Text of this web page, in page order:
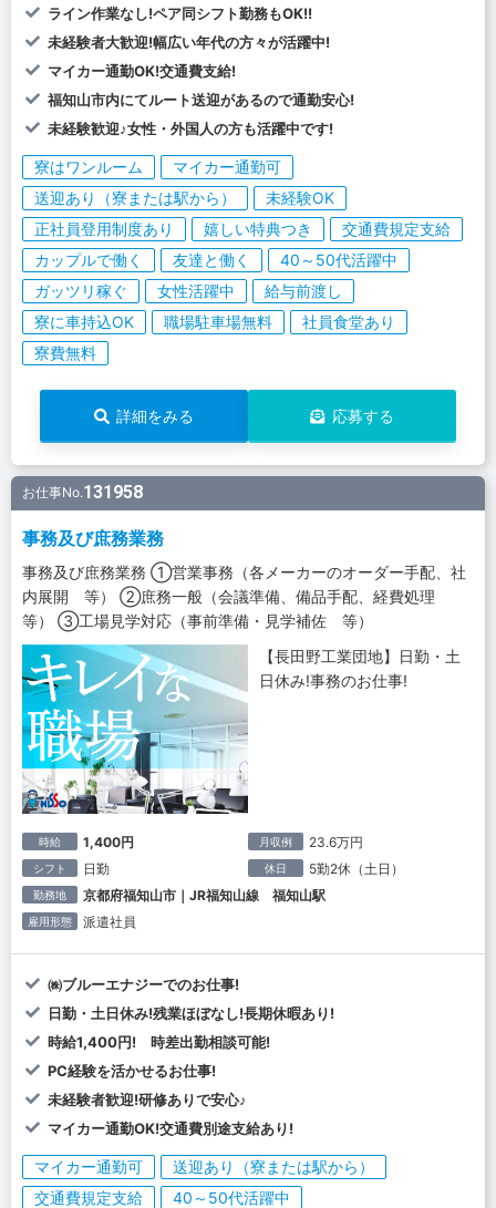
ライン作業なし!ペア同シフト勤務もOK!!
未経験者大歓迎!幅広い年代の方々が活躍中!
マイカー通勤OK!交通費支給!
福知山市内にてルート送迎があるので通勤安心!
未経験歓迎♪女性・外国人の方も活躍中です!
寮はワンルーム
マイカー通勤可
送迎あり（寮または駅から）
未経験OK
正社員登用制度あり
嬉しい特典つき
交通費規定支給
カップルで働く
友達と働く
40～50代活躍中
ガッツリ稼ぐ
女性活躍中
給与前渡し
寮に車持込OK
職場駐車場無料
社員食堂あり
寮費無料
詳細をみる 応募する
お仕事No.131958
事務及び庶務業務
事務及び庶務業務 ①営業事務（各メーカーのオーダー手配、社
内展開 等） ②庶務一般（会議準備、備品手配、経費処理
等） ③工場見学対応（事前準備・見学補佐 等）
【長田野工業団地】日勤・土
日休み!事務のお仕事!
時給 1,400円 月収例 23.6万円
シフト 日勤 休日 5勤2休（土日）
勤務地 京都府福知山市｜JR福知山線 福知山駅
雇用形態 派遣社員
㈱ブルーエナジーでのお仕事!
日勤・土日休み!残業ほぼなし!長期休暇あり!
時給1,400円! 時差出勤相談可能!
PC経験を活かせるお仕事!
未経験者歓迎!研修ありで安心♪
マイカー通勤OK!交通費別途支給あり!
マイカー通勤可
送迎あり（寮または駅から）
交通費規定支給
40～50代活躍中